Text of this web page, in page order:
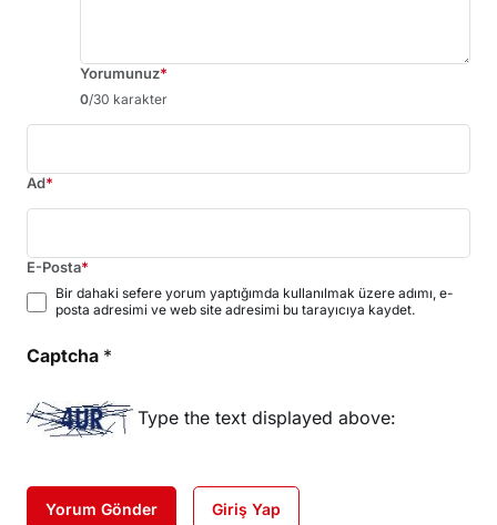
Yorumunuz*
0/30 karakter
Ad*
E-Posta*
Bir dahaki sefere yorum yaptığımda kullanılmak üzere adımı, e-
posta adresimi ve web site adresimi bu tarayıcıya kaydet.
Captcha *
Type the text displayed above:
Yorum Gönder Giriş Yap